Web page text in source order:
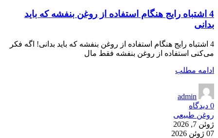
4 اشتباه رایج هنگام استفاده از روغن بنفشه که باید
بدانی
4 اشتباه رایج هنگام استفاده از روغن بنفشه که باید بدانی! اگه فکر
می‌کنی استفاده از روغن بنفشه فقط مال
ادامه مطلب
admin
0 دیدگاه
روغن طبیعی
ژوئن 7, 2026
07 ژوئن 2026